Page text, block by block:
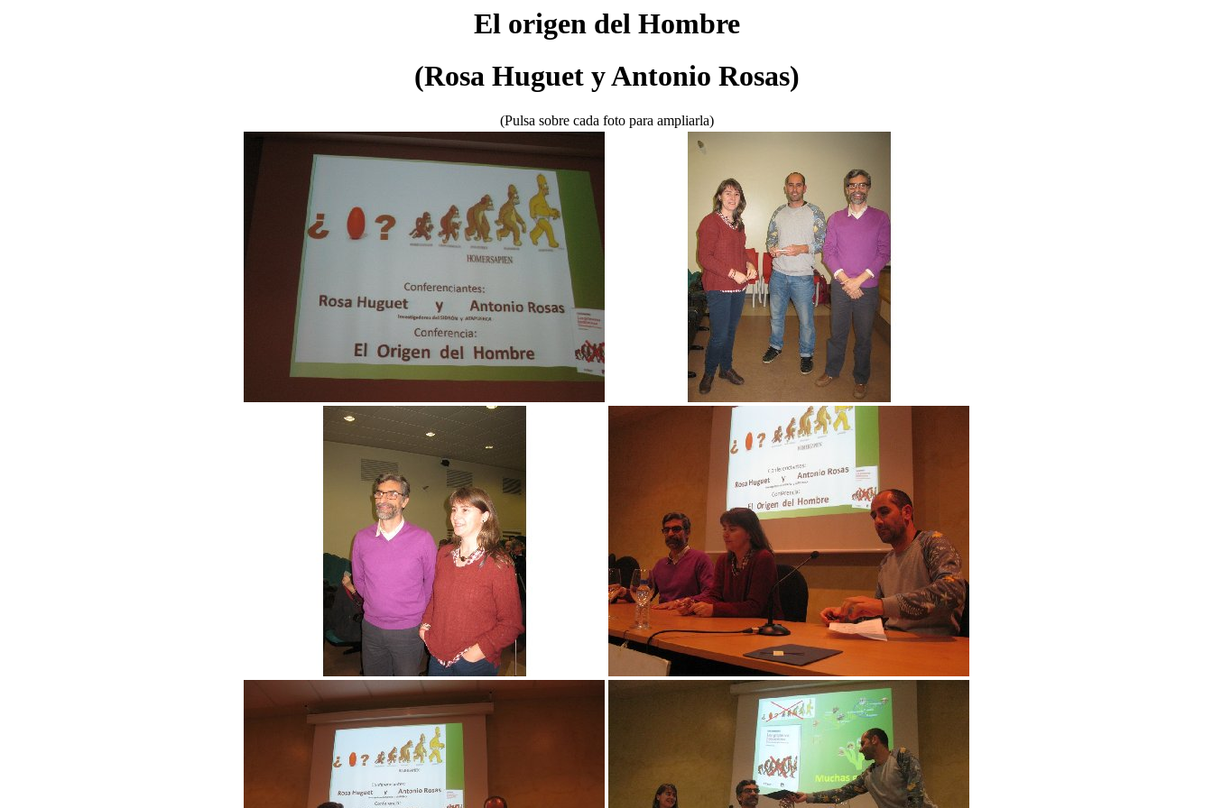
El origen del Hombre
(Rosa Huguet y Antonio Rosas)
(Pulsa sobre cada foto para ampliarla)